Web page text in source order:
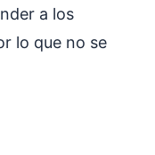
a los
lo que no se